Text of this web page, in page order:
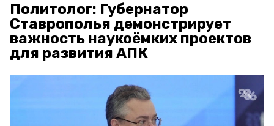
Политолог: Губернатор
Ставрополья демонстрирует
важность наукоёмких проектов
для развития АПК